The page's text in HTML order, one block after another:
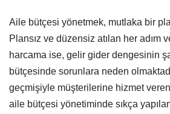
RESMİ
REKLAMLAR
Aile bütçesi yönetmek, mutlaka bir
Plansız ve düzensiz atılan her adım
harcama ise, gelir gider dengesinin
bütçesinde sorunlara neden
geçmişiyle müşterilerine hizmet
aile bütçesi yönetiminde sıkça